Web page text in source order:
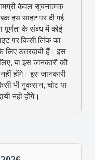
केवल सूचनात्मक
इस साइट पर दी गई
पूर्णता के संबंध में कोई
पर किसी लिंक का
उत्तरदायी हैं। इस
या इस जानकारी की
होंगे। इस जानकारी
भी नुकसान, चोट या
नहीं होंगे।